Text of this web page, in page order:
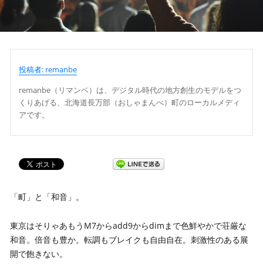
投稿者: remanbe
remanbe（リマンベ）は、デジタル時代の地方創生のモデルをつ
くりあげる、北海道長万部（おしゃまんべ）町のローカルメディ
アです。
「町」と「和音」。
東京はそりゃあもうM7からadd9からdimまで色鮮やかで荘厳な
和音。倍音も豊か。転調もブレイクも自由自在。刺激性のある展
開で飽きない。